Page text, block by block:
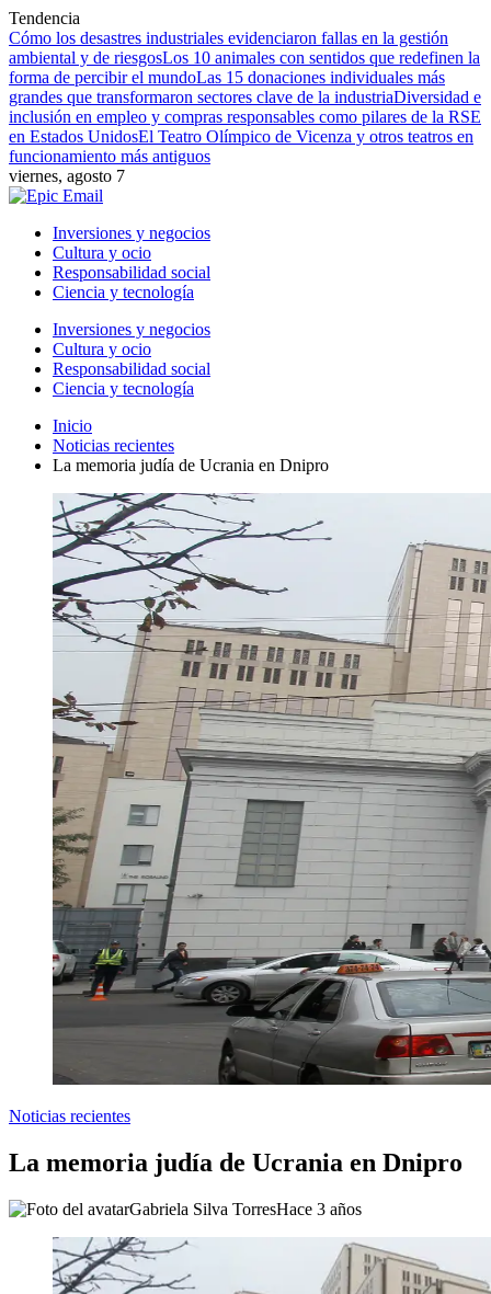
Tendencia
Cómo los desastres industriales evidenciaron fallas en la gestión
ambiental y de riesgosLos 10 animales con sentidos que redefinen la
forma de percibir el mundoLas 15 donaciones individuales más
grandes que transformaron sectores clave de la industriaDiversidad e
inclusión en empleo y compras responsables como pilares de la RSE
en Estados UnidosEl Teatro Olímpico de Vicenza y otros teatros en
funcionamiento más antiguos
viernes, agosto 7
Inversiones y negocios
Cultura y ocio
Responsabilidad social
Ciencia y tecnología
Inversiones y negocios
Cultura y ocio
Responsabilidad social
Ciencia y tecnología
Inicio
Noticias recientes
La memoria judía de Ucrania en Dnipro
Noticias recientes
La memoria judía de Ucrania en Dnipro
Gabriela Silva TorresHace 3 años